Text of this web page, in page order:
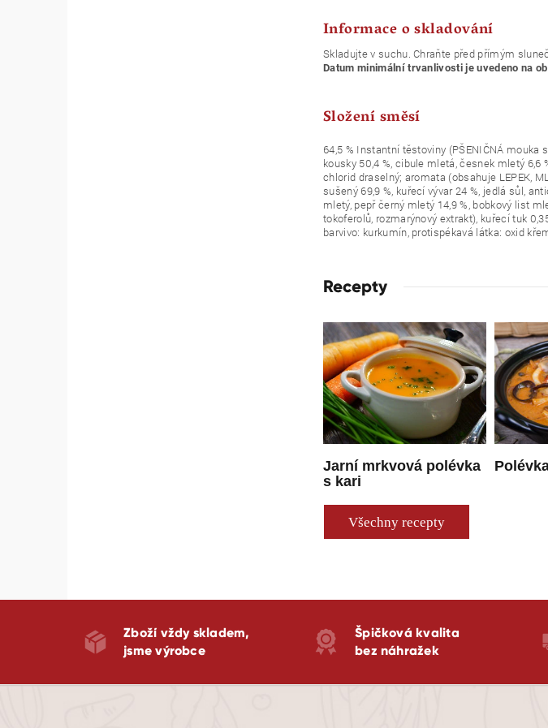
Informace o skladování
Skladujte v suchu. Chraňte před přímým
Datum minimální trvanlivosti je uvedeno na
Složení směsí
64,5 % Instantní těstoviny (PŠENIČNÁ mouka
kousky 50,4 %, cibule mletá, česnek mletý
chlorid draselný; aromata (obsahuje LEPEK,
sušený 69,9 %, kuřecí vývar 24 %, jedlá sůl,
mletý, pepř černý mletý 14,9 %, bobkový list
tokoferolů, rozmarýnový extrakt), kuřecí tuk
barvivo: kurkumín, protispékavá látka: oxid
Recepty
Jarní mrkvová polévka
s kari
Všechny recepty
Zboží vždy skladem,
jsme výrobce
Špičková kvalita
bez náhražek